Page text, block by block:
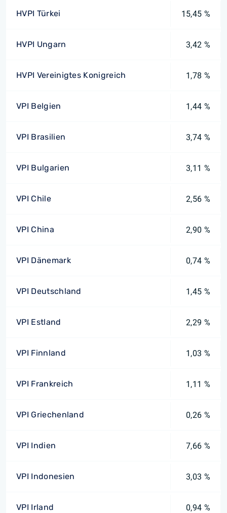
HVPI Türkei 15,45 %
HVPI Ungarn 3,42 %
HVPI Vereinigtes Konigreich 1,78 %
VPI Belgien 1,44 %
VPI Brasilien 3,74 %
VPI Bulgarien 3,11 %
VPI Chile 2,56 %
VPI China 2,90 %
VPI Dänemark 0,74 %
VPI Deutschland 1,45 %
VPI Estland 2,29 %
VPI Finnland 1,03 %
VPI Frankreich 1,11 %
VPI Griechenland 0,26 %
VPI Indien 7,66 %
VPI Indonesien 3,03 %
VPI Irland 0,94 %